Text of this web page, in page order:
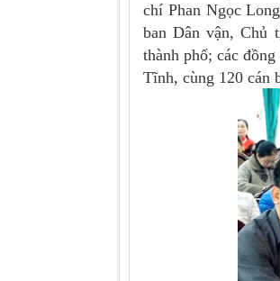
chí Phan Ngọc
ban Dân vận, Chủ
thành phố; các
Tĩnh, cùng 120 cán